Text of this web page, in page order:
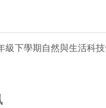
級下學期自然與生活科